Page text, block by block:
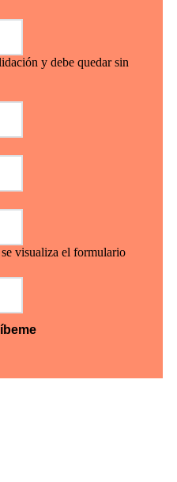
y debe quedar sin
visualiza el formulario
DD
barra